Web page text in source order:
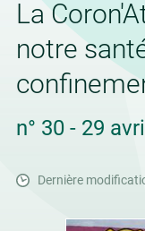
La
notre
n° 30 - 29
Dernière